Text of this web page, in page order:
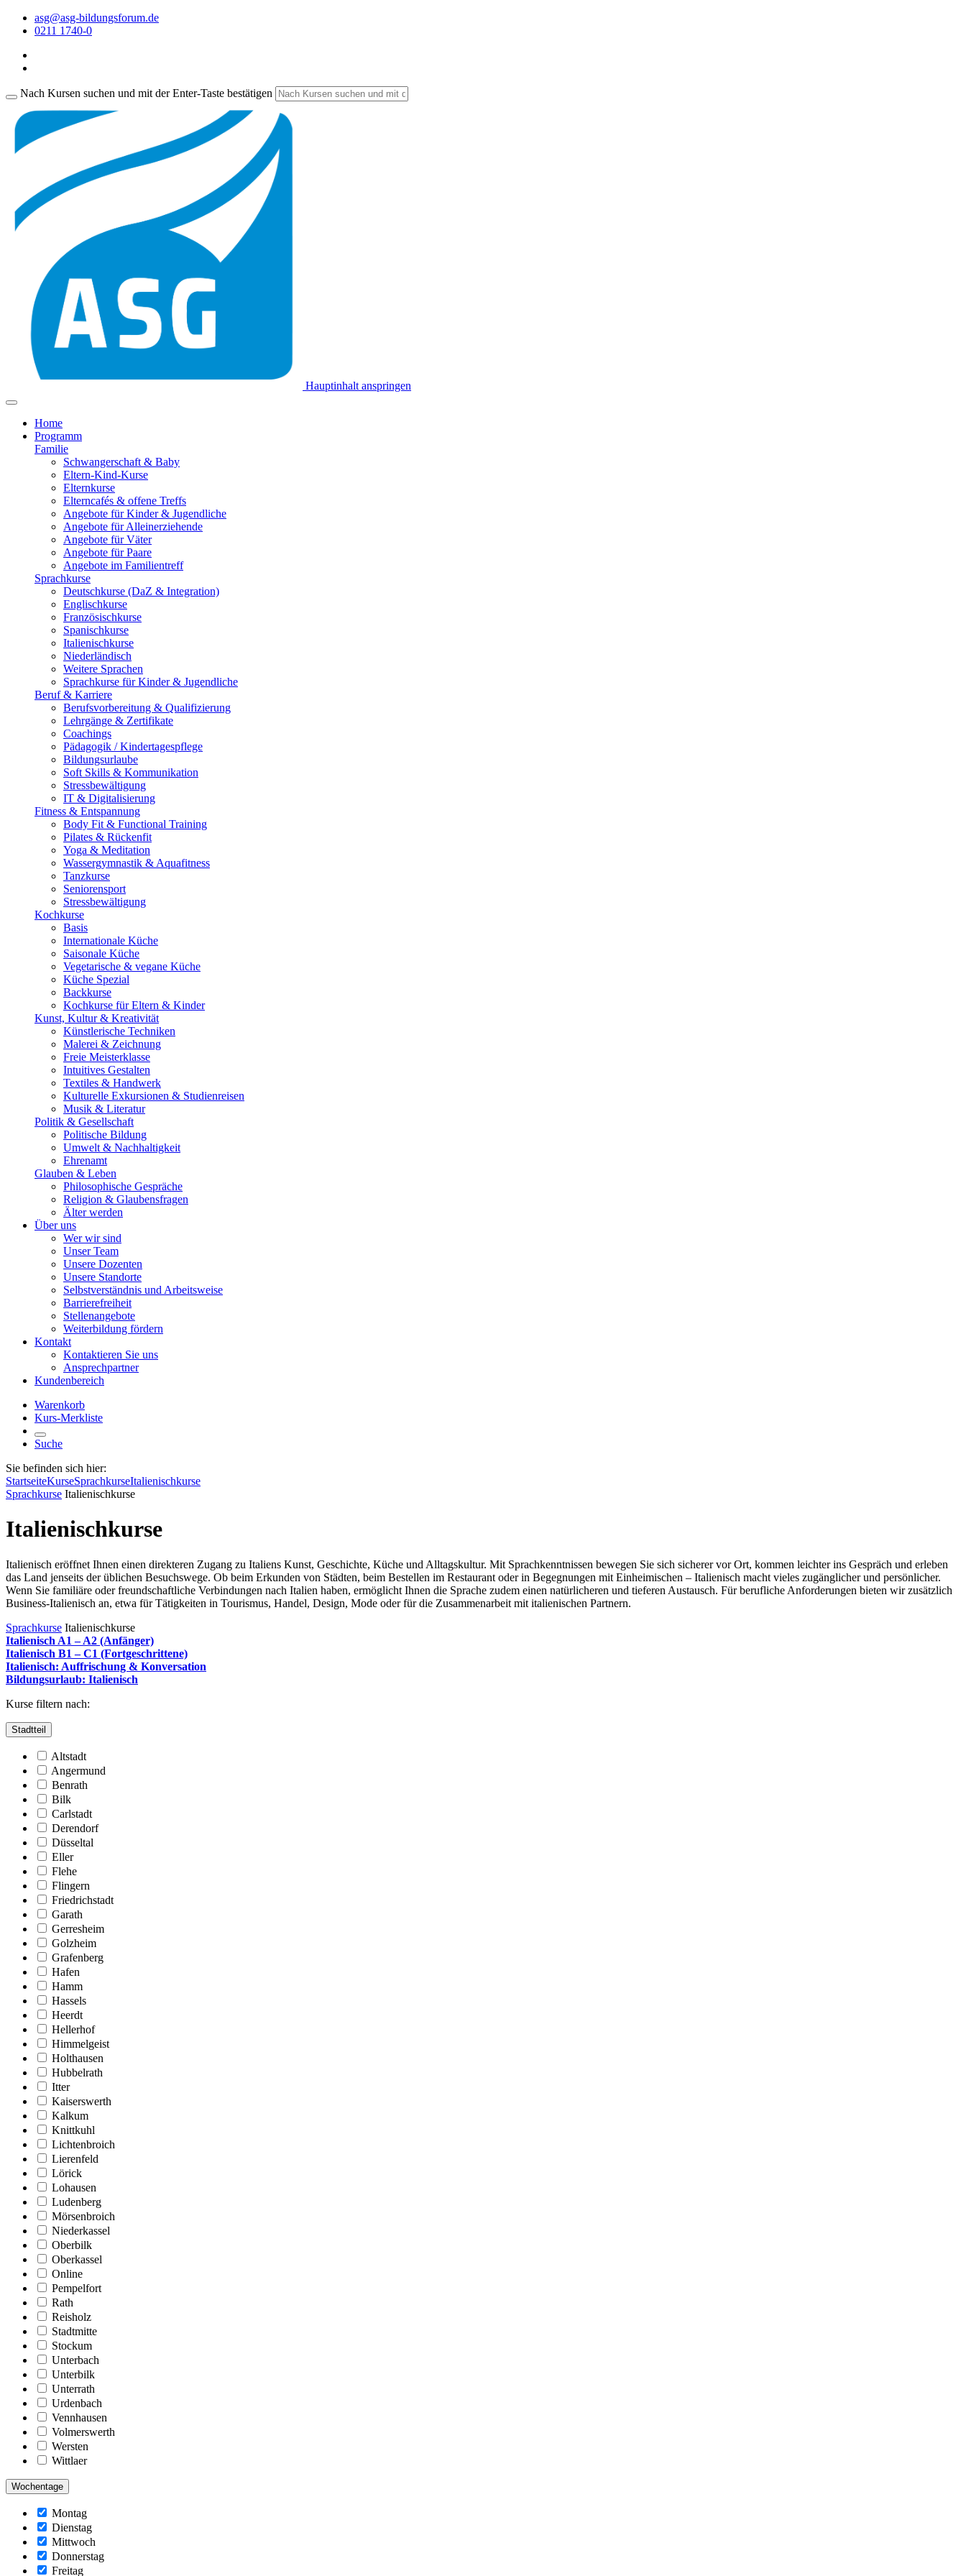
asg@asg-bildungsforum.de
0211 1740-0
Nach Kursen suchen und mit der Enter-Taste bestätigen
Hauptinhalt anspringen
Home
Programm
Familie
Schwangerschaft & Baby
Eltern-Kind-Kurse
Elternkurse
Elterncafés & offene Treffs
Angebote für Kinder & Jugendliche
Angebote für Alleinerziehende
Angebote für Väter
Angebote für Paare
Angebote im Familientreff
Sprachkurse
Deutschkurse (DaZ & Integration)
Englischkurse
Französischkurse
Spanischkurse
Italienischkurse
Niederländisch
Weitere Sprachen
Sprachkurse für Kinder & Jugendliche
Beruf & Karriere
Berufsvorbereitung & Qualifizierung
Lehrgänge & Zertifikate
Coachings
Pädagogik / Kindertagespflege
Bildungsurlaube
Soft Skills & Kommunikation
Stressbewältigung
IT & Digitalisierung
Fitness & Entspannung
Body Fit & Functional Training
Pilates & Rückenfit
Yoga & Meditation
Wassergymnastik & Aquafitness
Tanzkurse
Seniorensport
Stressbewältigung
Kochkurse
Basis
Internationale Küche
Saisonale Küche
Vegetarische & vegane Küche
Küche Spezial
Backkurse
Kochkurse für Eltern & Kinder
Kunst, Kultur & Kreativität
Künstlerische Techniken
Malerei & Zeichnung
Freie Meisterklasse
Intuitives Gestalten
Textiles & Handwerk
Kulturelle Exkursionen & Studienreisen
Musik & Literatur
Politik & Gesellschaft
Politische Bildung
Umwelt & Nachhaltigkeit
Ehrenamt
Glauben & Leben
Philosophische Gespräche
Religion & Glaubensfragen
Älter werden
Über uns
Wer wir sind
Unser Team
Unsere Dozenten
Unsere Standorte
Selbstverständnis und Arbeitsweise
Barrierefreiheit
Stellenangebote
Weiterbildung fördern
Kontakt
Kontaktieren Sie uns
Ansprechpartner
Kundenbereich
Warenkorb
Kurs-Merkliste
Suche
Sie befinden sich hier:
StartseiteKurseSprachkurseItalienischkurse
Sprachkurse Italienischkurse
Italienischkurse
Italienisch eröffnet Ihnen einen direkteren Zugang zu Italiens Kunst, Geschichte, Küche und Alltagskultur. Mit Sprachkenntnissen bewegen Sie sich sicherer vor Ort, kommen leichter ins Gespräch und erleben
das Land jenseits der üblichen Besuchswege. Ob beim Erkunden von Städten, beim Bestellen im Restaurant oder in Begegnungen mit Einheimischen – Italienisch macht vieles zugänglicher und persönlicher.
Wenn Sie familiäre oder freundschaftliche Verbindungen nach Italien haben, ermöglicht Ihnen die Sprache zudem einen natürlicheren und tieferen Austausch. Für berufliche Anforderungen bieten wir zusätzlich
Business-Italienisch an, etwa für Tätigkeiten in Tourismus, Handel, Design, Mode oder für die Zusammenarbeit mit italienischen Partnern.
Sprachkurse Italienischkurse
Italienisch A1 – A2 (Anfänger)
Italienisch B1 – C1 (Fortgeschrittene)
Italienisch: Auffrischung & Konversation
Bildungsurlaub: Italienisch
Kurse filtern nach:
Stadtteil
Altstadt
Angermund
Benrath
Bilk
Carlstadt
Derendorf
Düsseltal
Eller
Flehe
Flingern
Friedrichstadt
Garath
Gerresheim
Golzheim
Grafenberg
Hafen
Hamm
Hassels
Heerdt
Hellerhof
Himmelgeist
Holthausen
Hubbelrath
Itter
Kaiserswerth
Kalkum
Knittkuhl
Lichtenbroich
Lierenfeld
Lörick
Lohausen
Ludenberg
Mörsenbroich
Niederkassel
Oberbilk
Oberkassel
Online
Pempelfort
Rath
Reisholz
Stadtmitte
Stockum
Unterbach
Unterbilk
Unterrath
Urdenbach
Vennhausen
Volmerswerth
Wersten
Wittlaer
Wochentage
Montag
Dienstag
Mittwoch
Donnerstag
Freitag